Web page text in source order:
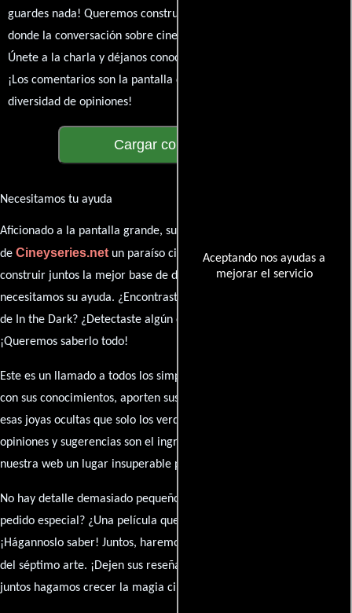
Aceptando nos ayudas a
mejorar el servicio
guardes nada! Queremos construir una comunidad apasionada
donde la conversación sobre cine y series nunca se detenga.
Únete a la charla y déjanos conocer tu mundo cinematográfico.
¡Los comentarios son la pantalla donde se proyecta nuestra
diversidad de opiniones!
Cargar comentarios
Necesitamos tu ayuda
Aficionado a la pantalla grande, su participación es clave para hacer
de Cineyseries.netun paraíso cinéfilo completo. Queremos
construir juntos la mejor base de datos cinematográfica, pero
necesitamos su ayuda. ¿Encontraste algún dato faltante en la ficha
de In the Dark? ¿Detectaste algún error en la sinopsis o el elenco?
¡Queremos saberlo todo!
Este es un llamado a todos los simpatizantes del cine: contribuyan
con sus conocimientos, aporten sus descubrimientos y compartan
esas joyas ocultas que solo los verdaderos fanáticos conocen. Sus
opiniones y sugerencias son el ingrediente secreto que hará de
nuestra web un lugar insuperable para los amantes del celuloide.
No hay detalle demasiado pequeño ni opinión insignificante. ¿Algún
pedido especial? ¿Una película que sueñas con ver reseñada?
¡Hágannoslo saber! Juntos, haremos de esta comunidad el epicentro
del séptimo arte. ¡Dejen sus reseña en la
juntos hagamos crecer la magia cinematográfica!